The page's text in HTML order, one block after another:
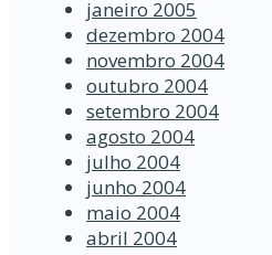
janeiro 2005
dezembro 2004
novembro 2004
outubro 2004
setembro 2004
agosto 2004
julho 2004
junho 2004
maio 2004
abril 2004